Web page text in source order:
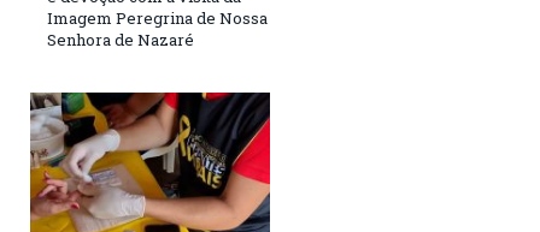
Imagem Peregrina de Nossa
Senhora de Nazaré